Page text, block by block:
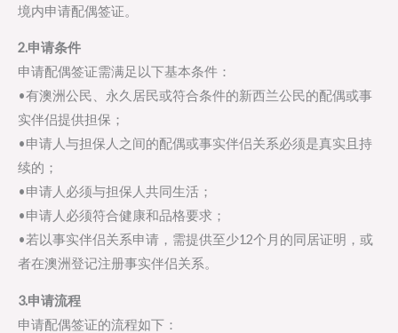
境内申请配偶签证。
2.申请条件
申请配偶签证需满足以下基本条件：
•有澳洲公民、永久居民或符合条件的新西兰公民的配偶或事
实伴侣提供担保；
•申请人与担保人之间的配偶或事实伴侣关系必须是真实且持
续的；
•申请人必须与担保人共同生活；
•申请人必须符合健康和品格要求；
•若以事实伴侣关系申请，需提供至少12个月的同居证明，或
者在澳洲登记注册事实伴侣关系。
3.申请流程
申请配偶签证的流程如下：